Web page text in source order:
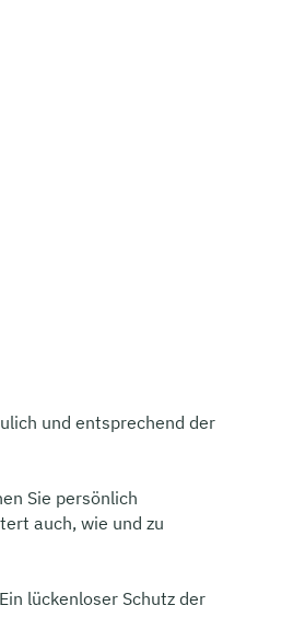
und entsprechend der
Sie persönlich
auch, wie und zu
lückenloser Schutz der